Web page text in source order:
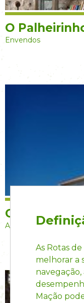
O
Envendos
O Sitio da
Amêndoa
As Rotas
melhorar a
navegação,
Mação